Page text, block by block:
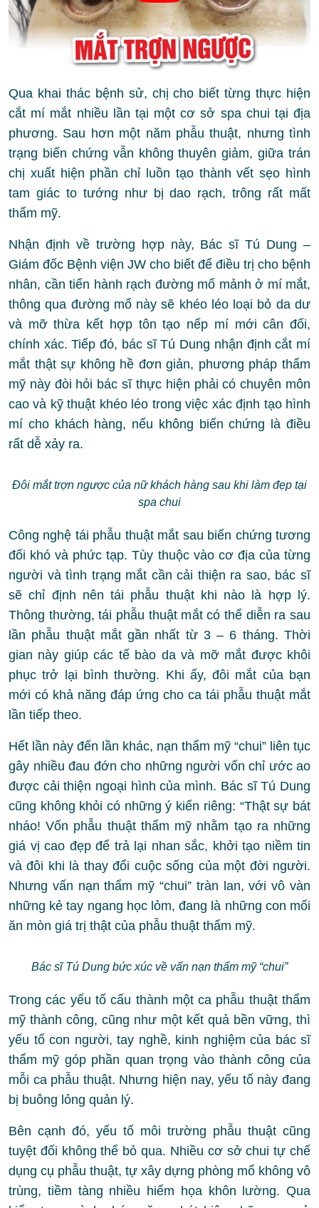
Qua khai thác bệnh sử, chị cho biết từng thực hiện
cắt mí mắt nhiều lần tại một cơ sở spa chui tại địa
phương. Sau hơn một năm phẫu thuật, nhưng tình
trạng biến chứng vẫn không thuyên giảm, giữa trán
chị xuất hiện phần chỉ luồn tạo thành vết sẹo hình
tam giác to tướng như bị dao rạch, trông rất mất
thẩm mỹ.
Nhận định về trường hợp này, Bác sĩ Tú Dung –
Giám đốc Bệnh viện JW cho biết để điều trị cho bệnh
nhân, cần tiến hành rạch đường mổ mảnh ở mí mắt,
thông qua đường mổ này sẽ khéo léo loại bỏ da dư
và mỡ thừa kết hợp tôn tạo nếp mí mới cân đối,
chính xác. Tiếp đó, bác sĩ Tú Dung nhận định cắt mí
mắt thật sự không hề đơn giản, phương pháp thẩm
mỹ này đòi hỏi bác sĩ thực hiện phải có chuyên môn
cao và kỹ thuật khéo léo trong việc xác định tạo hình
mí cho khách hàng, nếu không biến chứng là điều
rất dễ xảy ra.
Đôi mắt trợn ngược của nữ khách hàng sau khi làm đẹp tại
spa chui
Công nghệ tái phẫu thuật mắt sau biến chứng tương
đối khó và phức tạp. Tùy thuộc vào cơ địa của từng
người và tình trạng mắt cần cải thiện ra sao, bác sĩ
sẽ chỉ định nên tái phẫu thuật khi nào là hợp lý.
Thông thường, tái phẫu thuật mắt có thể diễn ra sau
lần phẫu thuật mắt gần nhất từ 3 – 6 tháng. Thời
gian này giúp các tế bào da và mỡ mắt được khôi
phục trở lại bình thường. Khi ấy, đôi mắt của bạn
mới có khả năng đáp ứng cho ca tái phẫu thuật mắt
lần tiếp theo.
Hết lần này đến lần khác, nạn thẩm mỹ “chui” liên tục
gây nhiều đau đớn cho những người vốn chỉ ước ao
được cải thiện ngoại hình của mình. Bác sĩ Tú Dung
cũng không khỏi có những ý kiến riêng: “Thật sự bát
nháo! Vốn phẫu thuật thẩm mỹ nhằm tạo ra những
giá vị cao đẹp để trả lại nhan sắc, khởi tạo niềm tin
và đôi khi là thay đổi cuộc sống của một đời người.
Nhưng vấn nạn thẩm mỹ “chui” tràn lan, với vô vàn
những kẻ tay ngang học lỏm, đang là những con mối
ăn mòn giá trị thật của phẫu thuật thẩm mỹ.
Bác sĩ Tú Dung bức xúc về vấn nạn thẩm mỹ “chui”
Trong các yếu tố cấu thành một ca phẫu thuật thẩm
mỹ thành công, cũng như một kết quả bền vững, thì
yếu tố con người, tay nghề, kinh nghiệm của bác sĩ
thẩm mỹ góp phần quan trọng vào thành công của
mỗi ca phẫu thuật. Nhưng hiện nay, yếu tố này đang
bị buông lỏng quản lý.
Bên cạnh đó, yếu tố môi trường phẫu thuật cũng
tuyệt đối không thể bỏ qua. Nhiều cơ sở chui tự chế
dụng cụ phẫu thuật, tự xây dựng phòng mổ không vô
trùng, tiềm tàng nhiều hiểm họa khôn lường. Qua